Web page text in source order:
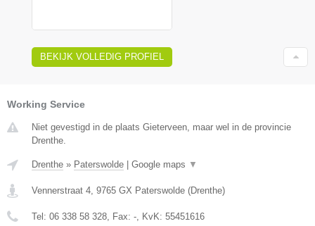
BEKIJK VOLLEDIG PROFIEL
Working Service
Niet gevestigd in de plaats Gieterveen, maar wel in de provincie
Drenthe.
Drenthe » Paterswolde Google maps ▼
Vennerstraat 4 9765 GX Paterswolde (Drenthe)
Tel: 06 338 58 328 , Fax: - , KvK: 55451616